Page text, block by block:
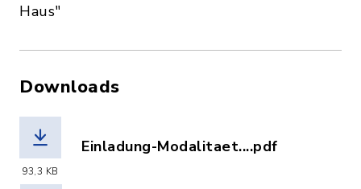
Haus"
Downloads
93,3 KB
Einladung-Modalitaet....pdf